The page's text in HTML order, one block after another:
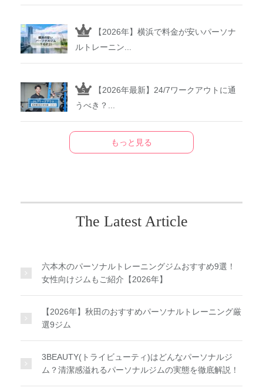
【2026年】横浜で料金が安いパーソナ
ルトレーニン...
【2026年最新】24/7ワークアウトに通
うべき？...
もっと見る
The Latest Article
六本木のパーソナルトレーニングジムおすすめ9選！
女性向けジムもご紹介【2026年】
【2026年】秋田のおすすめパーソナルトレーニング厳
選9ジム
3BEAUTY(トライビューティ)はどんなパーソナルジ
ム？清潔感溢れるパーソナルジムの実態を徹底解説！